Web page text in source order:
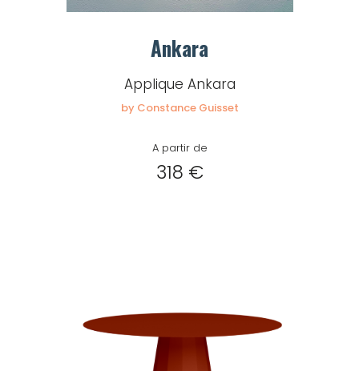
Ankara
Applique Ankara
by Constance Guisset
A partir de
318 €